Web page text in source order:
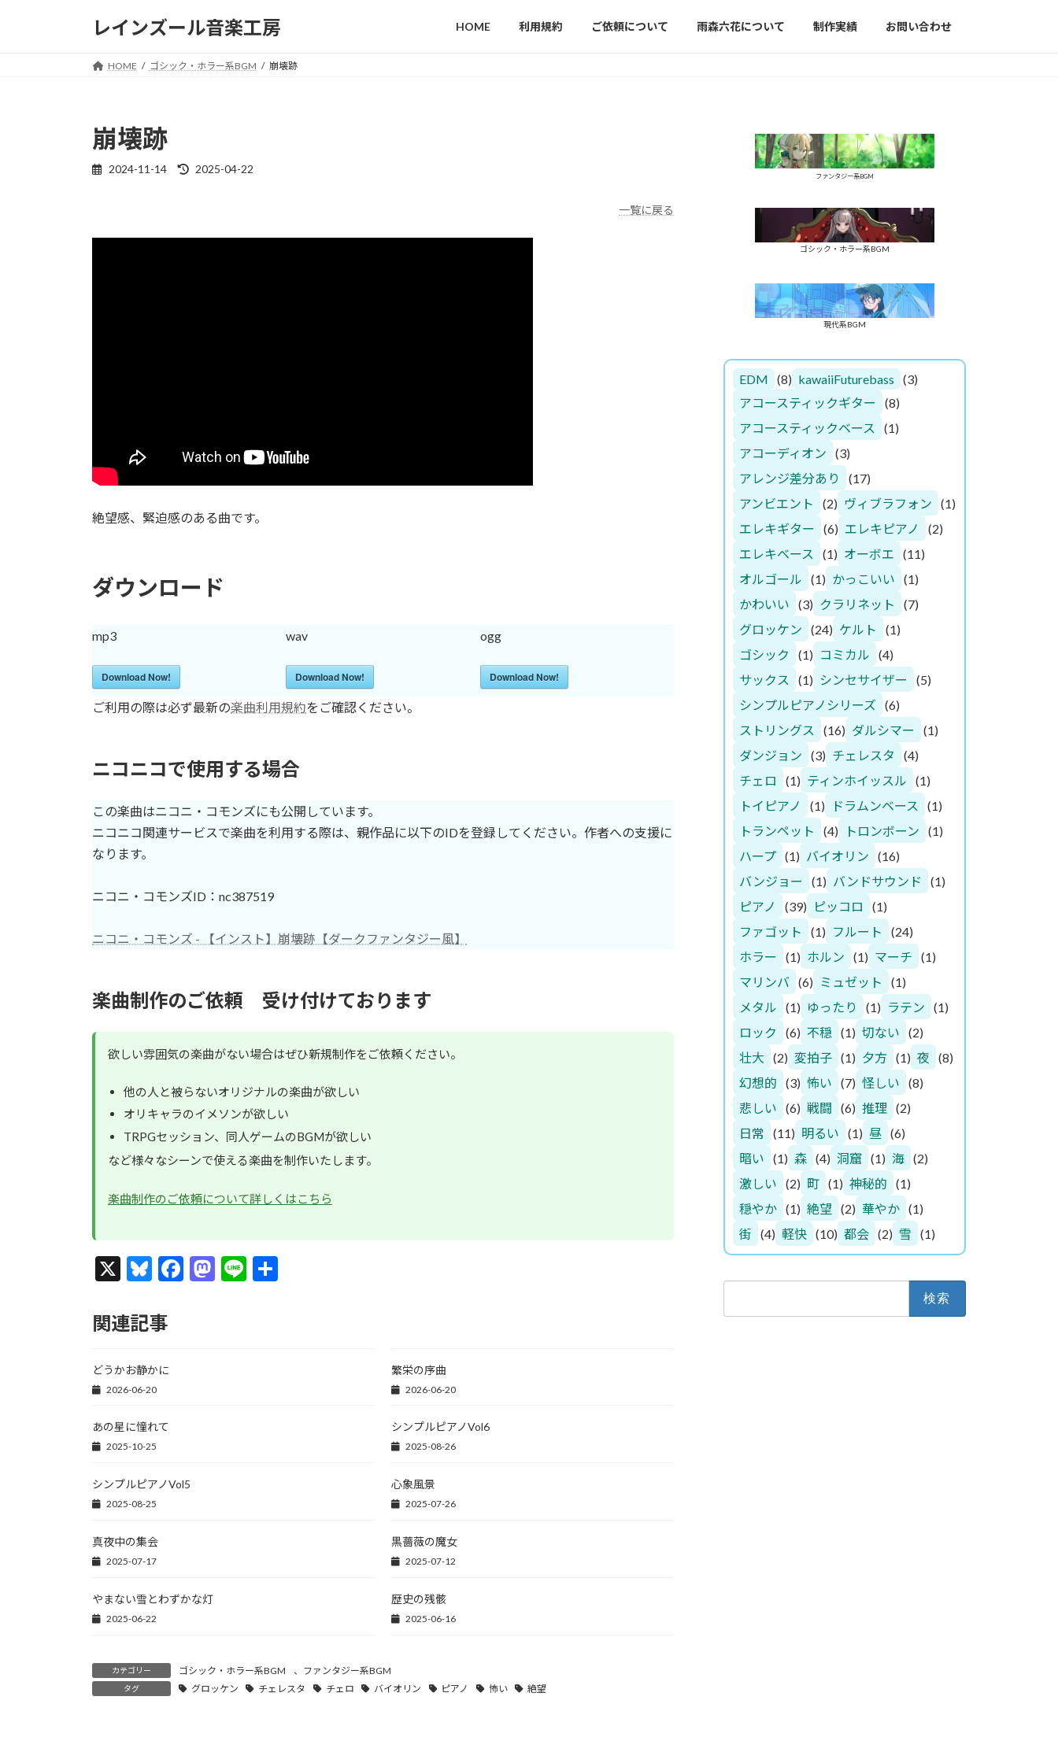
レインズール音楽工房 HOME 利用規約 ご依頼について 雨森六花について 制作実績 お問い合わせ
HOME ゴシック・ホラー系BGM 崩壊跡
崩壊跡
2024-11-14
最
2025-04-22
一覧に戻る
絶望感、緊迫感のある曲です。
ダウンロード
mp3
Download Now!
wav
Download Now!
ogg
Download Now!
ご利用の際は必ず最新の楽曲利用規約をご確認ください。
ニコニコで使用する場合
この楽曲はニコニ・コモンズにも公開しています。
ニコニコ関連サービスで楽曲を利用する際は、親作品に以下のIDを登録してください。作者への支援に
なります。
ニコニ・コモンズID：nc387519
ニコニ・コモンズ - 【インスト】崩壊跡【ダークファンタジー風】
楽曲制作のご依頼 受け付けております
欲しい雰囲気の楽曲がない場合はぜひ新規制作をご依頼ください。
他の人と被らないオリジナルの楽曲が欲しい
オリキャラのイメソンが欲しい
TRPGセッション、同人ゲームのBGMが欲しい
など様々なシーンで使える楽曲を制作いたします。
楽曲制作のご依頼について詳しくはこちら
X
Bl
es
F
M Li
関連記事
どうかお静かに
2026-06-20
繁栄の序曲
2026-06-20
あの星に憧れて
2025-10-25
シンプルピアノVol6
2025-08-26
シンプルピアノVol5
2025-08-25
心象風景
2025-07-26
真夜中の集会
2025-07-17
黒薔薇の魔女
2025-07-12
やまない雪とわずかな灯
2025-06-22
歴史の残骸
2025-06-16
カテゴリー ゴシック・ホラー系BGM 、 ファンタジー系BGM
タグ グロッケン チェレスタ チェロ バイオリン ピアノ 怖い 絶望
ファンタジー系BGM
ゴシック・ホラー系BGM
現代系BGM
EDM (8) kawaiiFuturebass
(3)
アコースティックギター
(8)
アコースティックベース
(1)
アコーディオン
(3)
アレンジ差分あり
(17)
アンビエント
(2) ヴィブラフォン
(1)
エレキギター
(6) エレキピアノ
(2)
エレキベース
(1) オーボエ
(11)
オルゴール
(1) かっこいい
(1)
かわいい
(3) クラリネット
(7)
グロッケン
(24) ケルト
(1)
ゴシック
(1) コミカル
(4)
サックス
(1) シンセサイザー
(5)
シンプルピアノシリーズ
(6)
ストリングス
(16) ダルシマー
(1)
ダンジョン
(3) チェレスタ
(4)
チェロ
(1) ティンホイッスル
(1)
トイピアノ
(1) ドラムンベース
(1)
トランペット
(4) トロンボーン
(1)
ハープ (1) バイオリン
(16)
バンジョー
(1) バンドサウンド
(1)
ピアノ
(39) ピッコロ
(1)
ファゴット
(1) フルート
(24)
ホラー
(1) ホルン (1) マーチ
(1)
マリンバ
(6) ミュゼット
(1)
メタル
(1) ゆったり (1) ラテン
(1)
ロック
(6) 不穏 (1) 切ない
(2)
壮大
(2) 変拍子 (1) 夕方 (1) 夜
(8)
幻想的
(3) 怖い (7) 怪しい
(8)
悲しい
(6) 戦闘 (6) 推理
(2)
日常
(11) 明るい (1) 昼 (6)
暗い
(1) 森 (4) 洞窟 (1) 海 (2)
激しい
(2) 町 (1) 神秘的
(1)
穏やか (1) 絶望 (2) 華やか (1)
街
(4) 軽快 (10) 都会 (2) 雪 (1)